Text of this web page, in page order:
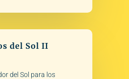
del Sol II
del Sol para los